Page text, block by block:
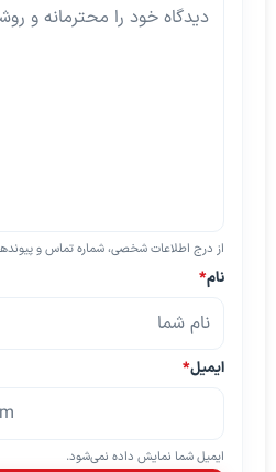
از درج اطلاعات شخصی، شماره تماس و
نام*
ایمیل*
ایمیل شما نمایش داده نمی‌شود.